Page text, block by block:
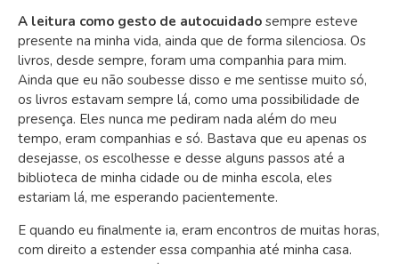
A leitura como gesto de autocuidado sempre esteve
presente na minha vida, ainda que de forma silenciosa. Os
livros, desde sempre, foram uma companhia para mim.
Ainda que eu não soubesse disso e me sentisse muito só,
os livros estavam sempre lá, como uma possibilidade de
presença. Eles nunca me pediram nada além do meu
tempo, eram companhias e só. Bastava que eu apenas os
desejasse, os escolhesse e desse alguns passos até a
biblioteca de minha cidade ou de minha escola, eles
estariam lá, me esperando pacientemente.
E quando eu finalmente ia, eram encontros de muitas horas,
com direito a estender essa companhia até minha casa.